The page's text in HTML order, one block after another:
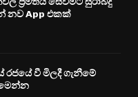
නව App එකක්
වී මිලදී ගැනීමේ